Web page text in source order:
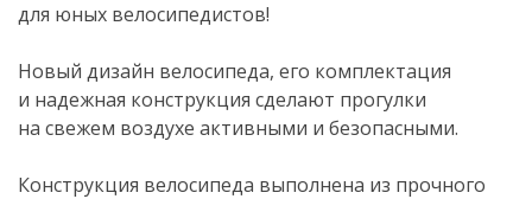
для юных велосипедистов!
Новый дизайн велосипеда, его комплектация
и надежная конструкция сделают прогулки
на свежем воздухе активными и безопасными.
Конструкция велосипеда выполнена из прочного